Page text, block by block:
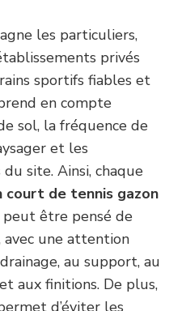
les particuliers,
privés
sportifs fiables et
en compte
sol, la fréquence de
et les
site. Ainsi, chaque
court de tennis gazon
peut être pensé de
avec une attention
au support, au
aux finitions. De plus,
d’éviter les